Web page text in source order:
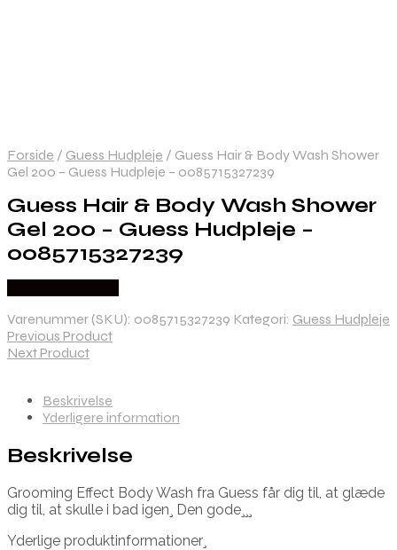
Forside / Guess Hudpleje / Guess Hair & Body Wash Shower
Gel 200 – Guess Hudpleje – 0085715327239
Guess Hair & Body Wash Shower
Gel 200 – Guess Hudpleje –
0085715327239
Varenummer (SKU): 0085715327239 Kategori: Guess Hudpleje
Previous Product
Next Product
Beskrivelse
Yderligere information
Beskrivelse
Grooming Effect Body Wash fra Guess får dig til, at glæde
dig til, at skulle i bad igen¸ Den gode¸¸¸
Yderlige produktinformationer¸